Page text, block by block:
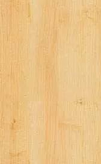
ナ
ン